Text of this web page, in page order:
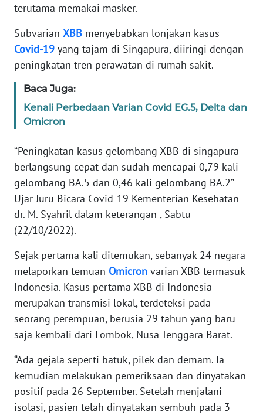
terutama memakai masker.
Subvarian XBB menyebabkan lonjakan kasus
Covid-19 yang tajam di Singapura, diiringi dengan
peningkatan tren perawatan di rumah sakit.
Baca Juga:
Kenali Perbedaan Varian Covid EG.5, Delta dan
Omicron
“Peningkatan kasus gelombang XBB di singapura
berlangsung cepat dan sudah mencapai 0,79 kali
gelombang BA.5 dan 0,46 kali gelombang BA.2”
Ujar Juru Bicara Covid-19 Kementerian Kesehatan
dr. M. Syahril dalam keterangan , Sabtu
(22/10/2022).
Sejak pertama kali ditemukan, sebanyak 24 negara
melaporkan temuan Omicron varian XBB termasuk
Indonesia. Kasus pertama XBB di Indonesia
merupakan transmisi lokal, terdeteksi pada
seorang perempuan, berusia 29 tahun yang baru
saja kembali dari Lombok, Nusa Tenggara Barat.
“Ada gejala seperti batuk, pilek dan demam. Ia
kemudian melakukan pemeriksaan dan dinyatakan
positif pada 26 September. Setelah menjalani
isolasi, pasien telah dinyatakan sembuh pada 3
INDEKS
BERITA
KONTAK
KAMI
IKLAN
TENTANG
KAMI
PEDOMAN
MEDIA
REDAKSI
KARIR
DISCLAIMER
Wahana
News
Regional